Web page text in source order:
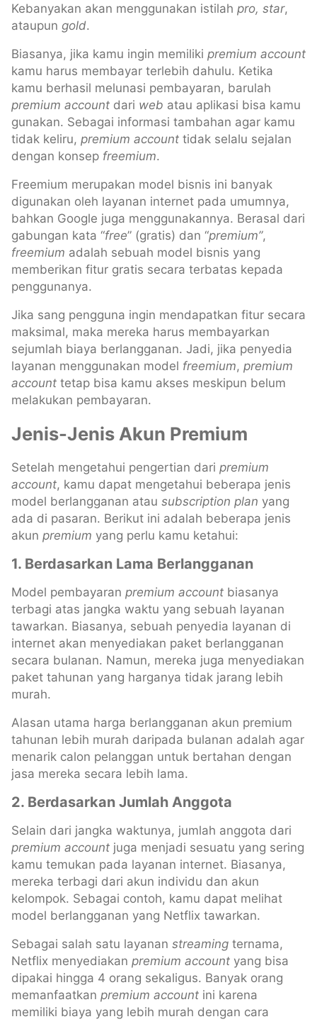
Kebanyakan akan menggunakan istilah pro, star,
ataupun gold.
Biasanya, jika kamu ingin memiliki premium account
kamu harus membayar terlebih dahulu. Ketika
kamu berhasil melunasi pembayaran, barulah
premium account dari web atau aplikasi bisa kamu
gunakan. Sebagai informasi tambahan agar kamu
tidak keliru, premium account tidak selalu sejalan
dengan konsep freemium.
Freemium merupakan model bisnis ini banyak
digunakan oleh layanan internet pada umumnya,
bahkan Google juga menggunakannya. Berasal dari
gabungan kata “free” (gratis) dan “premium”,
freemium adalah sebuah model bisnis yang
memberikan fitur gratis secara terbatas kepada
penggunanya.
Jika sang pengguna ingin mendapatkan fitur secara
maksimal, maka mereka harus membayarkan
sejumlah biaya berlangganan. Jadi, jika penyedia
layanan menggunakan model freemium, premium
account tetap bisa kamu akses meskipun belum
melakukan pembayaran.
Jenis-Jenis Akun Premium
Setelah mengetahui pengertian dari premium
account, kamu dapat mengetahui beberapa jenis
model berlangganan atau subscription plan yang
ada di pasaran. Berikut ini adalah beberapa jenis
akun premium yang perlu kamu ketahui:
1. Berdasarkan Lama Berlangganan
Model pembayaran premium account biasanya
terbagi atas jangka waktu yang sebuah layanan
tawarkan. Biasanya, sebuah penyedia layanan di
internet akan menyediakan paket berlangganan
secara bulanan. Namun, mereka juga menyediakan
paket tahunan yang harganya tidak jarang lebih
murah.
Alasan utama harga berlangganan akun premium
tahunan lebih murah daripada bulanan adalah agar
menarik calon pelanggan untuk bertahan dengan
jasa mereka secara lebih lama.
2. Berdasarkan Jumlah Anggota
Selain dari jangka waktunya, jumlah anggota dari
premium account juga menjadi sesuatu yang sering
kamu temukan pada layanan internet. Biasanya,
mereka terbagi dari akun individu dan akun
kelompok. Sebagai contoh, kamu dapat melihat
model berlangganan yang Netflix tawarkan.
Sebagai salah satu layanan streaming ternama,
Netflix menyediakan premium account yang bisa
dipakai hingga 4 orang sekaligus. Banyak orang
memanfaatkan premium account ini karena
memiliki biaya yang lebih murah dengan cara